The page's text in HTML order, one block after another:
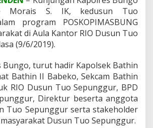
a
a
k
a
u
s
u
n
u
o
Morais S. IK, kedusun Tuo
program POSKOPIMASBUNG
di Aula Kantor RIO Dusun Tuo
(9/6/2019).
Bungo, turut hadir Kapolsek Bathin
Bathin II Babeko, Sekcam Bathin
RIO Dusun Tuo Sepunggur, BPD
Direktur beserta anggota
Tuo Sepunggur serta stakeholder
Dusun Tuo Sepunggur.